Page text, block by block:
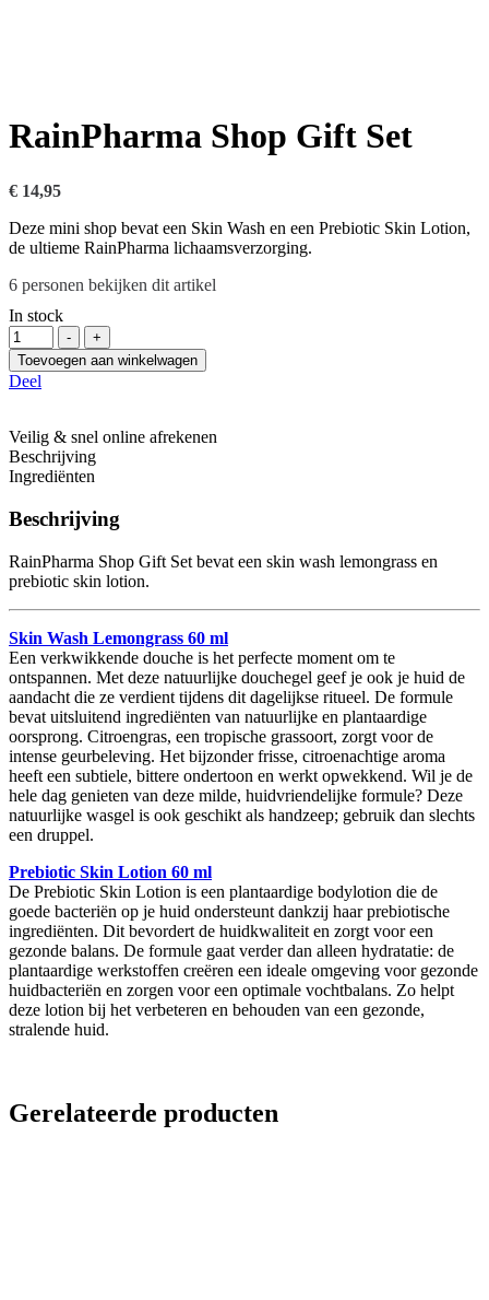
RainPharma Shop Gift Set
€ 14,95
Deze mini shop bevat een Skin Wash en een Prebiotic Skin Lotion,
de ultieme RainPharma lichaamsverzorging.
6 personen bekijken dit artikel
In stock
Hoeveelheid
-
+
Toevoegen aan winkelwagen
Deel
Veilig & snel online afrekenen
Beschrijving
Ingrediënten
Beschrijving
RainPharma Shop Gift Set bevat een skin wash lemongrass en
prebiotic skin lotion.
Skin Wash Lemongrass 60 ml
Een verkwikkende douche is het perfecte moment om te
ontspannen. Met deze natuurlijke douchegel geef je ook je huid de
aandacht die ze verdient tijdens dit dagelijkse ritueel. De formule
bevat uitsluitend ingrediënten van natuurlijke en plantaardige
oorsprong. Citroengras, een tropische grassoort, zorgt voor de
intense geurbeleving. Het bijzonder frisse, citroenachtige aroma
heeft een subtiele, bittere ondertoon en werkt opwekkend. Wil je de
hele dag genieten van deze milde, huidvriendelijke formule? Deze
natuurlijke wasgel is ook geschikt als handzeep; gebruik dan slechts
een druppel.
Prebiotic Skin Lotion 60 ml
De Prebiotic Skin Lotion is een plantaardige bodylotion die de
goede bacteriën op je huid ondersteunt dankzij haar prebiotische
ingrediënten. Dit bevordert de huidkwaliteit en zorgt voor een
gezonde balans. De formule gaat verder dan alleen hydratatie: de
plantaardige werkstoffen creëren een ideale omgeving voor gezonde
huidbacteriën en zorgen voor een optimale vochtbalans. Zo helpt
deze lotion bij het verbeteren en behouden van een gezonde,
stralende huid.
Gerelateerde producten